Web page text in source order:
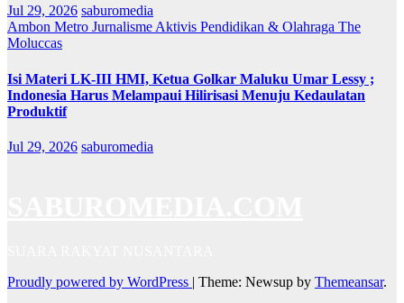
Jul 29, 2026 saburomedia
Ambon Metro Jurnalisme Aktivis Pendidikan & Olahraga The
Moluccas
Isi Materi LK-III HMI, Ketua Golkar Maluku Umar Lessy ;
Indonesia Harus Melampaui Hilirisasi Menuju Kedaulatan
Produktif
Jul 29, 2026 saburomedia
Proudly powered by WordPress | Theme: Newsup by Themeansar.